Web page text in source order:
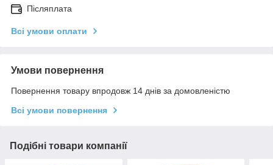
Післяплата
Всі умови оплати
Умови повернення
Повернення товару впродовж 14 днів за домовленістю
Всі умови повернення
Подібні товари компанії